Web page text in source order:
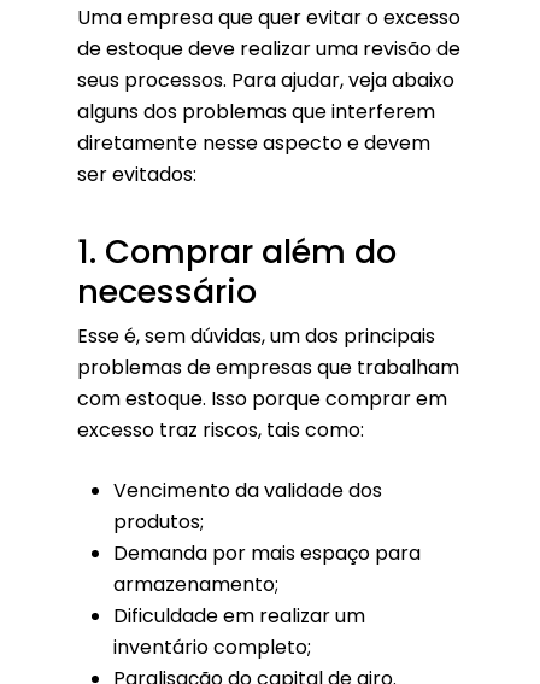
Uma empresa que quer evitar o excesso
de estoque deve realizar uma revisão de
seus processos. Para ajudar, veja abaixo
alguns dos problemas que interferem
diretamente nesse aspecto e devem
ser evitados:
1. Comprar além do
necessário
Esse é, sem dúvidas, um dos principais
problemas de empresas que trabalham
com estoque. Isso porque comprar em
excesso traz riscos, tais como:
Vencimento da validade dos
produtos;
Demanda por mais espaço para
armazenamento;
Dificuldade em realizar um
inventário completo;